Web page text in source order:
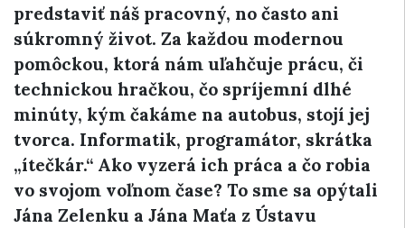
predstaviť náš pracovný, no často ani
súkromný život. Za každou modernou
pomôckou, ktorá nám uľahčuje prácu, či
technickou hračkou, čo spríjemní dlhé
minúty, kým čakáme na autobus, stojí jej
tvorca. Informatik, programátor, skrátka
„ítečkár.“ Ako vyzerá ich práca a čo robia
vo svojom voľnom čase? To sme sa opýtali
Jána Zelenku a Jána Maťa z Ústavu